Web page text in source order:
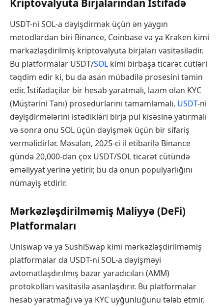
Kriptovalyuta Birjalarından İstifadə
USDT-ni SOL-a dəyişdirmək üçün ən yaygın
metodlardan biri Binance, Coinbase və ya Kraken kimi
mərkəzləşdirilmiş kriptovalyuta birjaları vasitəsilədir.
Bu platformalar USDT/SOL kimi birbaşa ticarət cütləri
təqdim edir ki, bu da asan mübadilə prosesini təmin
edir. İstifadəçilər bir hesab yaratmalı, lazım olan KYC
(Müştərini Tanı) prosedurlarını tamamlamalı, USDT-ni
dəyişdirmələrini istədikləri birja pul kisəsinə yatırmalı
və sonra onu SOL üçün dəyişmək üçün bir sifariş
verməlidirlər. Məsələn, 2025-ci il etibarilə Binance
gündə 20,000-dən çox USDT/SOL ticarət cütündə
əməliyyat yerinə yetirir, bu da onun populyarlığını
nümayiş etdirir.
Mərkəzləşdirilməmiş Maliyyə (DeFi)
Platformaları
Uniswap və ya SushiSwap kimi mərkəzləşdirilməmiş
platformalar da USDT-ni SOL-a dəyişməyi
avtomatlaşdırılmış bazar yaradıcıları (AMM)
protokolları vasitəsilə asanlaşdırır. Bu platformalar
hesab yaratmağı və ya KYC uyğunluğunu tələb etmir,